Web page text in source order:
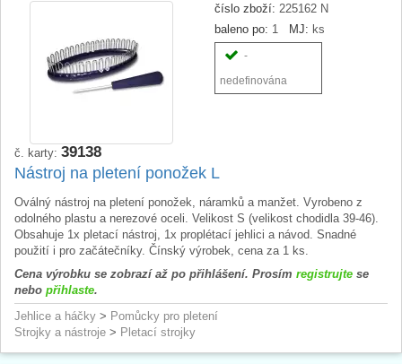
číslo zboží: 225162 N
baleno po: 1 MJ: ks
-
nedefinována
č. karty: 39138
Nástroj na pletení ponožek L
Oválný nástroj na pletení ponožek, náramků a manžet. Vyrobeno z
odolného plastu a nerezové oceli. Velikost S (velikost chodidla 39-46).
Obsahuje 1x pletací nástroj, 1x proplétací jehlici a návod. Snadné
použití i pro začátečníky. Čínský výrobek, cena za 1 ks.
Cena výrobku se zobrazí až po přihlášení. Prosím registrujte se
nebo přihlaste.
Jehlice a háčky > Pomůcky pro pletení
Strojky a nástroje > Pletací strojky